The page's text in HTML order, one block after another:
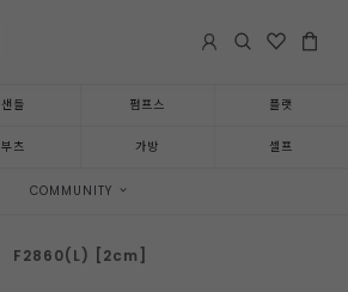
샌들 펌프스 플랫
부츠 가방 셀프
COMMUNITY
F2860(L) [2cm]